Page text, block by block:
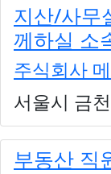
지산/사무
께하실 소
주식회사
서울시 금
부동산 직